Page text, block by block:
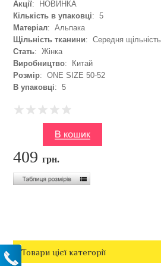
Акції: НОВИНКА
Кількість в упаковці: 5
Матеріал: Альпака
Щільність тканини: Середня щільність
Стать: Жінка
Виробництво: Китай
Розмір: ONE SIZE 50-52
В упаковці: 5
409грн.
Товари цієї категорії